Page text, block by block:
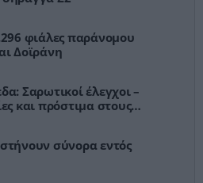
φιάλες παράνομου
Δοϊράνη
Σαρωτικοί έλεγχοι –
και πρόστιμα στους
σύνορα εντός